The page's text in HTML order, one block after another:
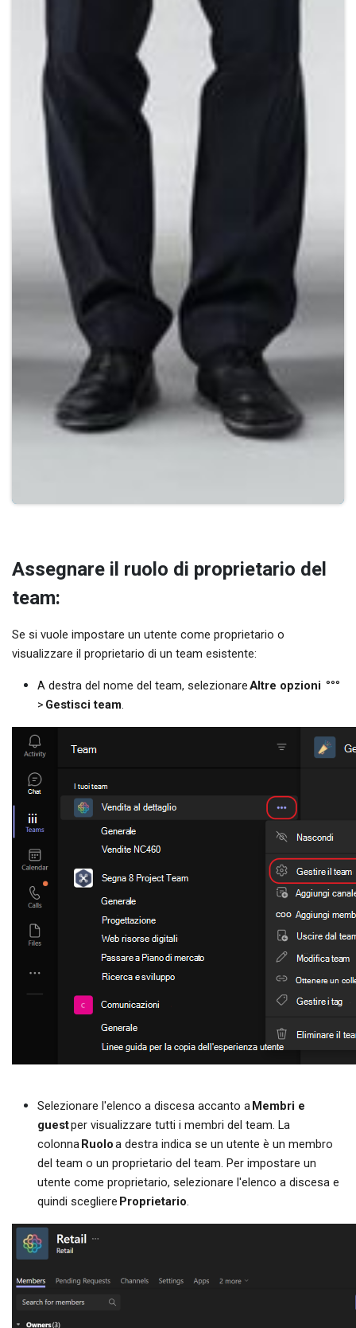
Assegnare il ruolo di proprietario del
team:
Se si vuole impostare un utente come proprietario o
visualizzare il proprietario di un team esistente:
A destra del nome del team, selezionareAltre opzioni °°°
> Gestisci team.
Selezionare l'elenco a discesa accanto aMembri e
guestper visualizzare tutti i membri del team. La
colonnaRuoloa destra indica se un utente è un membro
del team o un proprietario del team. Per impostare un
utente come proprietario, selezionare l'elenco a discesa e
quindi scegliere Proprietario.